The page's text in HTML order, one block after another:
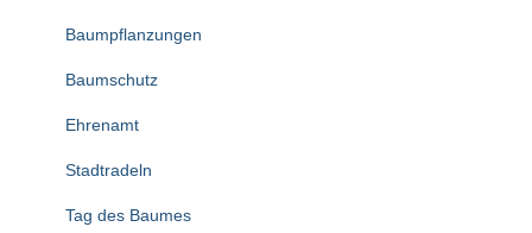
Baumpflanzungen
Baumschutz
Ehrenamt
Stadtradeln
Tag des Baumes